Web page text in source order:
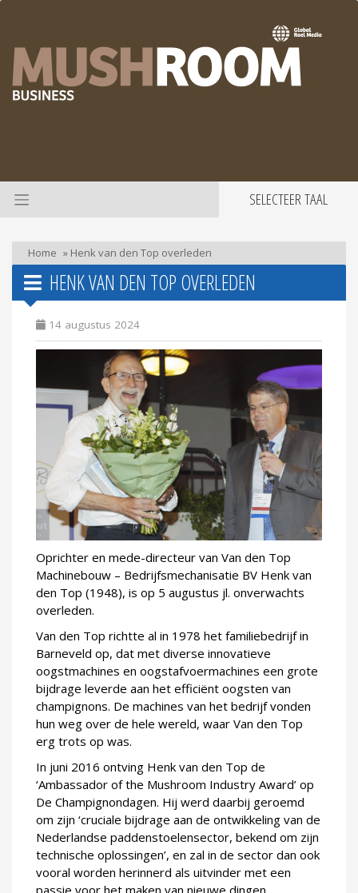
SELECTEER TAAL
Home » Henk van den Top overleden
HENK VAN DEN TOP OVERLEDEN
14 augustus 2024
Oprichter en mede-directeur van Van den Top
Machinebouw – Bedrijfsmechanisatie BV Henk van
den Top (1948), is op 5 augustus jl. onverwachts
overleden.
Van den Top richtte al in 1978 het familiebedrijf in
Barneveld op, dat met diverse innovatieve
oogstmachines en oogstafvoermachines een grote
bijdrage leverde aan het efficiënt oogsten van
champignons. De machines van het bedrijf vonden
hun weg over de hele wereld, waar Van den Top
erg trots op was.
In juni 2016 ontving Henk van den Top de
‘Ambassador of the Mushroom Industry Award’ op
De Champignondagen. Hij werd daarbij geroemd
om zijn ‘cruciale bijdrage aan de ontwikkeling van de
Nederlandse paddenstoelensector, bekend om zijn
technische oplossingen’, en zal in de sector dan ook
vooral worden herinnerd als uitvinder met een
passie voor het maken van nieuwe dingen.